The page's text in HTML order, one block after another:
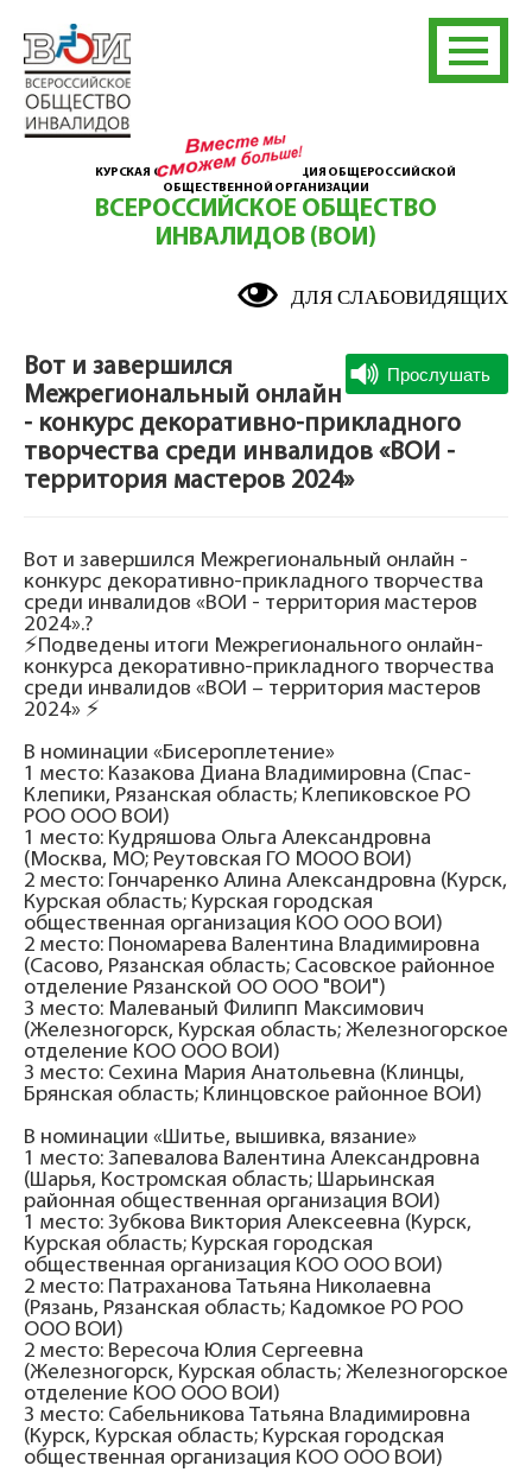
КУРСКАЯ ОБЛАСТНАЯ ОРГАНИЗАЦИЯ ОБЩЕРОССИЙСКОЙ
ОБЩЕСТВЕННОЙ ОРГАНИЗАЦИИ
ВСЕРОССИЙСКОЕ ОБЩЕСТВО
ИНВАЛИДОВ (ВОИ)
ДЛЯ СЛАБОВИДЯЩИХ
Вот и завершился
Межрегиональный онлайн
- конкурс декоративно-прикладного
творчества среди инвалидов «ВОИ -
территория мастеров 2024»
Вот и завершился Межрегиональный онлайн -
конкурс декоративно-прикладного творчества
среди инвалидов «ВОИ - территория мастеров
2024».?
⚡Подведены итоги Межрегионального онлайн-
конкурса декоративно-прикладного творчества
среди инвалидов «ВОИ – территория мастеров
2024» ⚡
В номинации «Бисероплетение»
1 место: Казакова Диана Владимировна (Спас-
Клепики, Рязанская область; Клепиковское РО
РОО ООО ВОИ)
1 место: Кудряшова Ольга Александровна
(Москва, МО; Реутовская ГО МООО ВОИ)
2 место: Гончаренко Алина Александровна (Курск,
Курская область; Курская городская
общественная организация КОО ООО ВОИ)
2 место: Пономарева Валентина Владимировна
(Сасово, Рязанская область; Сасовское районное
отделение Рязанской ОО ООО "ВОИ")
3 место: Малеваный Филипп Максимович
(Железногорск, Курская область; Железногорское
отделение КОО ООО ВОИ)
3 место: Сехина Мария Анатольевна (Клинцы,
Брянская область; Клинцовское районное ВОИ)
В номинации «Шитье, вышивка, вязание»
1 место: Запевалова Валентина Александровна
(Шарья, Костромская область; Шарьинская
районная общественная организация ВОИ)
1 место: Зубкова Виктория Алексеевна (Курск,
Курская область; Курская городская
общественная организация КОО ООО ВОИ)
2 место: Патраханова Татьяна Николаевна
(Рязань, Рязанская область; Кадомкое РО РОО
ООО ВОИ)
2 место: Вересоча Юлия Сергеевна
(Железногорск, Курская область; Железногорское
отделение КОО ООО ВОИ)
3 место: Сабельникова Татьяна Владимировна
(Курск, Курская область; Курская городская
общественная организация КОО ООО ВОИ)